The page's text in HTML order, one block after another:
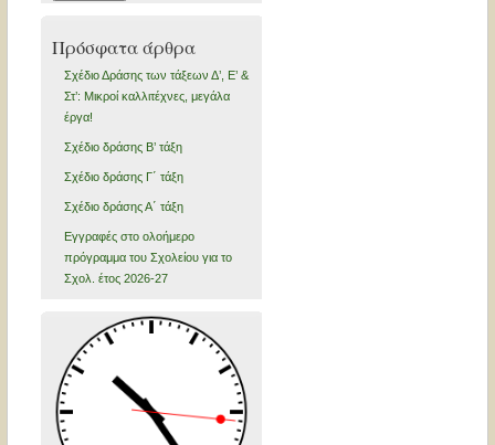
Πρόσφατα άρθρα
Σχέδιο Δράσης των τάξεων Δ’, Ε’ &
Στ’: Μικροί καλλιτέχνες, μεγάλα
έργα!
Σχέδιο δράσης Β’ τάξη
Σχέδιο δράσης Γ΄ τάξη
Σχέδιο δράσης Α΄ τάξη
Εγγραφές στο ολοήμερο
πρόγραμμα του Σχολείου για το
Σχολ. έτος 2026-27